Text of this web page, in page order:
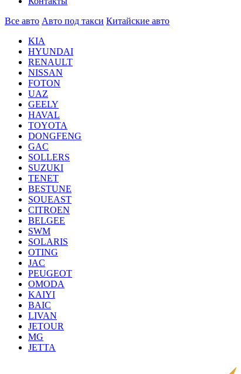
Все авто Авто под такси Китайские авто
KIA
HYUNDAI
RENAULT
NISSAN
FOTON
UAZ
GEELY
HAVAL
TOYOTA
DONGFENG
GAC
SOLLERS
SUZUKI
TENET
BESTUNE
SOUEAST
CITROEN
BELGEE
SWM
SOLARIS
OTING
JAC
PEUGEOT
OMODA
KAIYI
BAIC
LIVAN
JETOUR
MG
JETTA